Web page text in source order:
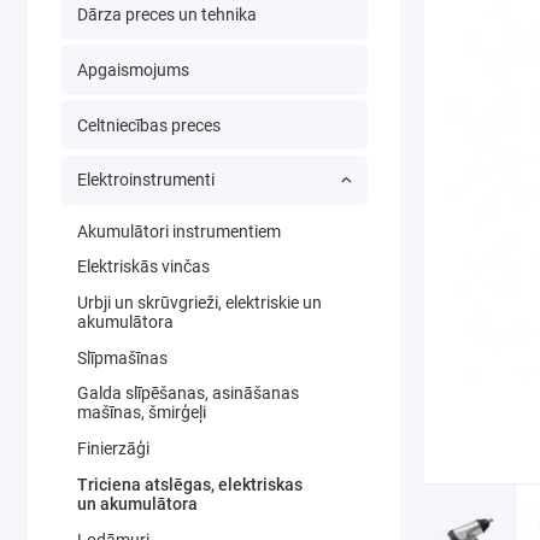
Dārza preces un tehnika
Apgaismojums
Celtniecības preces
Elektroinstrumenti
Akumulātori instrumentiem
Elektriskās vinčas
Urbji un skrūvgrieži, elektriskie un
akumulātora
Slīpmašīnas
Galda slīpēšanas, asināšanas
mašīnas, šmirģeļi
Finierzāģi
Triciena atslēgas, elektriskas
un akumulātora